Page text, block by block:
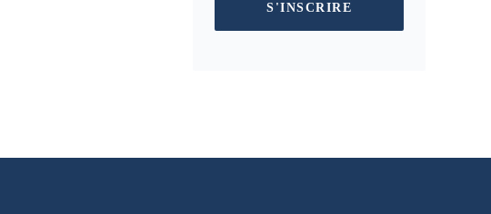
S'INSCRIRE